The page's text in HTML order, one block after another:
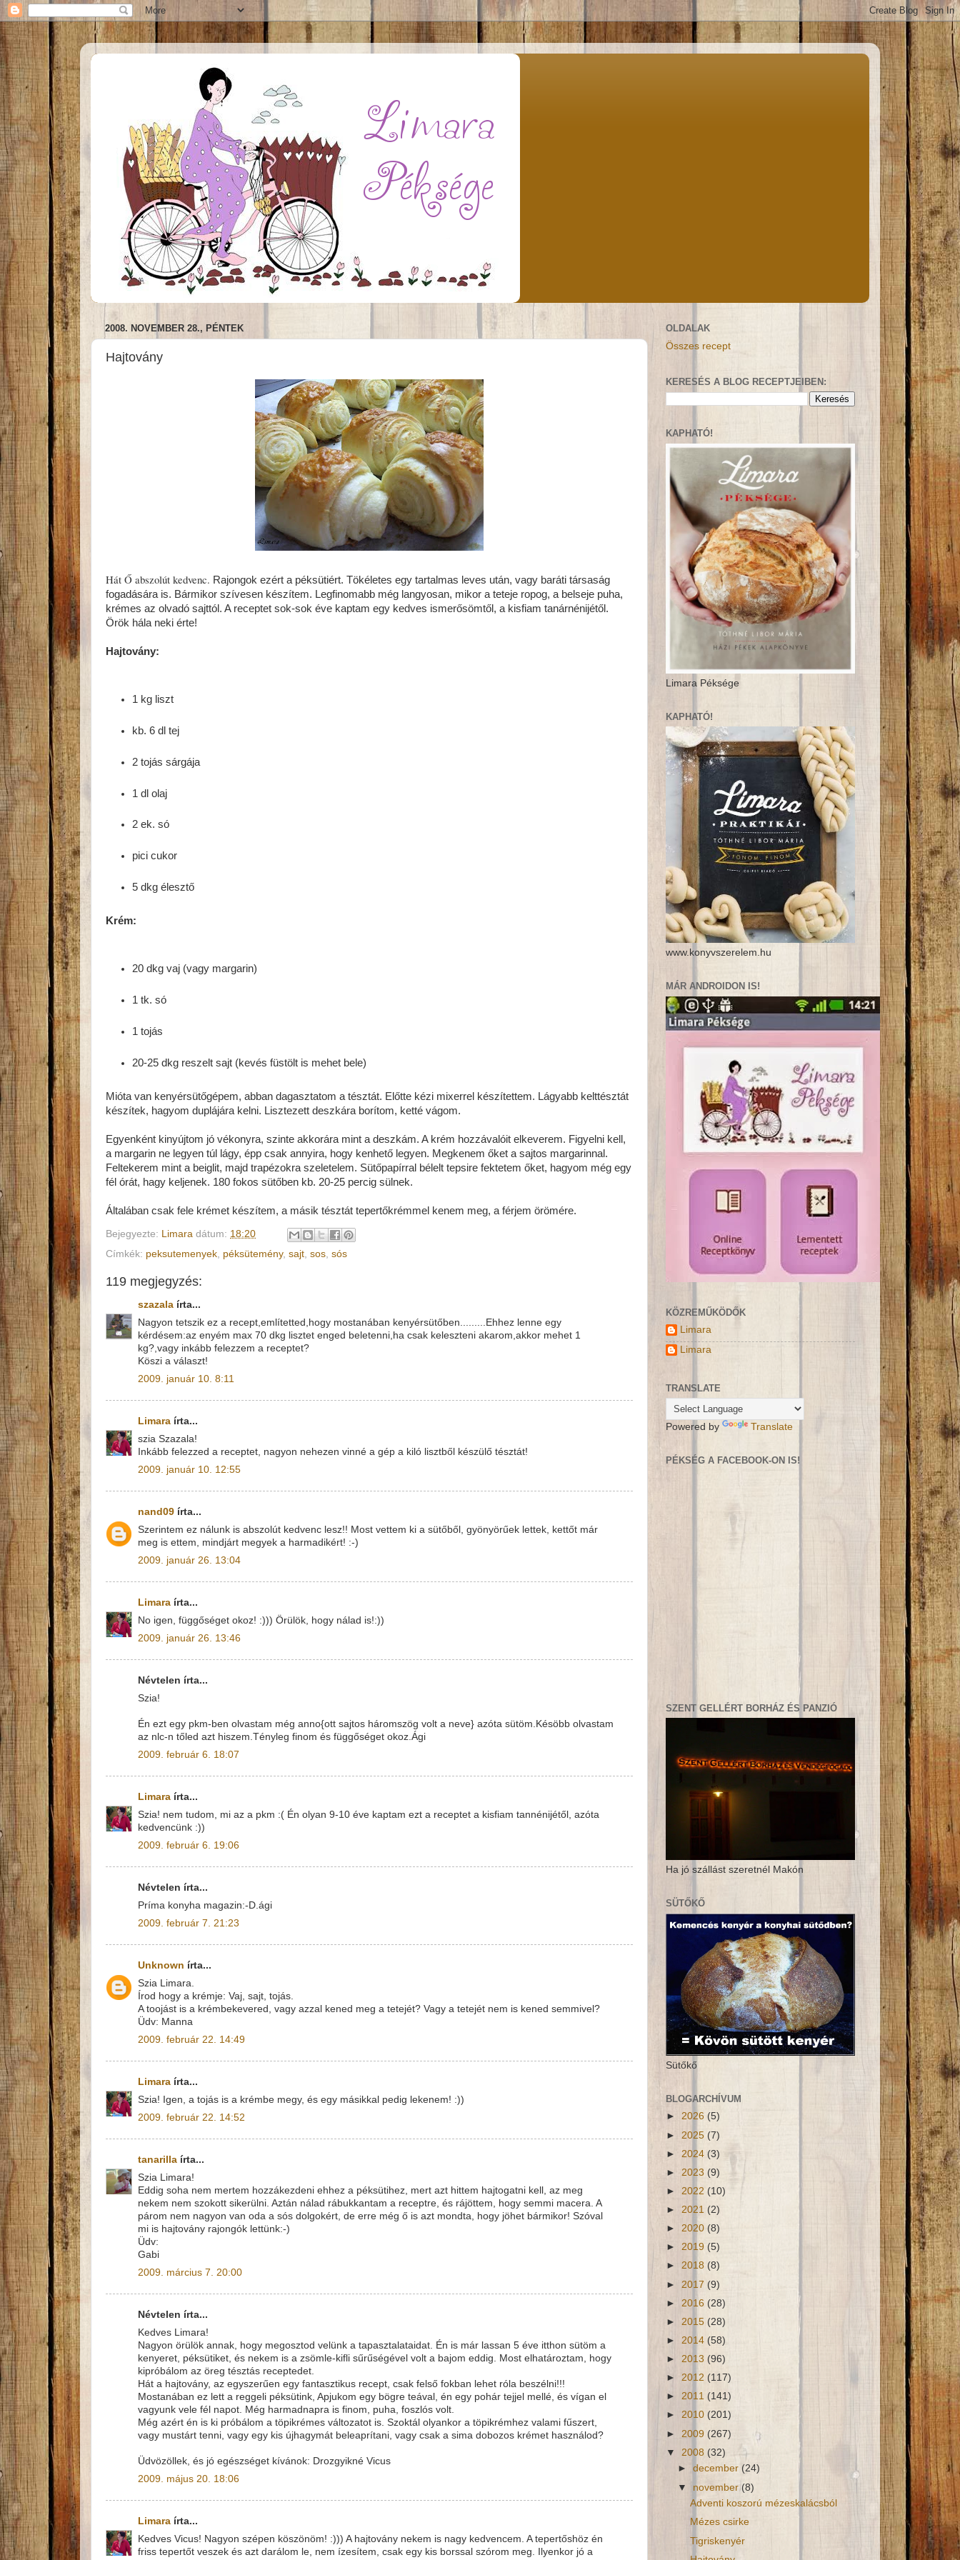
2008. NOVEMBER 28., PÉNTEK
Hajtovány
Hát Ő abszolút kedvenc. Rajongok ezért a péksütiért. Tökéletes egy tartalmas leves után, vagy baráti társaság
fogadására is. Bármikor szívesen készítem. Legfinomabb még langyosan, mikor a teteje ropog, a belseje puha,
krémes az olvadó sajttól. A receptet sok-sok éve kaptam egy kedves ismerősömtől, a kisfiam tanárnénijétől.
Örök hála neki érte!
Hajtovány:
1 kg liszt
kb. 6 dl tej
2 tojás sárgája
1 dl olaj
2 ek. só
pici cukor
5 dkg élesztő
Krém:
20 dkg vaj (vagy margarin)
1 tk. só
1 tojás
20-25 dkg reszelt sajt (kevés füstölt is mehet bele)
Mióta van kenyérsütőgépem, abban dagasztatom a tésztát. Előtte kézi mixerrel készítettem. Lágyabb kelttésztát
készítek, hagyom duplájára kelni. Lisztezett deszkára borítom, ketté vágom.
Egyenként kinyújtom jó vékonyra, szinte akkorára mint a deszkám. A krém hozzávalóit elkeverem. Figyelni kell,
a margarin ne legyen túl lágy, épp csak annyira, hogy kenhető legyen. Megkenem őket a sajtos margarinnal.
Feltekerem mint a beiglit, majd trapézokra szeletelem. Sütőpapírral bélelt tepsire fektetem őket, hagyom még egy
fél órát, hagy keljenek. 180 fokos sütőben kb. 20-25 percig sülnek.
Általában csak fele krémet készítem, a másik tésztát tepertőkrémmel kenem meg, a férjem örömére.
Bejegyezte: Limara dátum: 18:20
Címkék: peksutemenyek péksütemény, sajt sos sós
119 megjegyzés:
szazala írta...
Nagyon tetszik ez a recept,említetted,hogy mostanában kenyérsütőben.........Ehhez lenne egy
kérdésem:az enyém max 70 dkg lisztet enged beletenni,ha csak keleszteni akarom,akkor mehet 1
kg?,vagy inkább felezzem a receptet?
Köszi a választ!
2009. január 10. 8:11
Limara írta...
szia Szazala!
Inkább felezzed a receptet, nagyon nehezen vinné a gép a kiló lisztből készülő tésztát!
2009. január 10. 12:55
nand09 írta...
Szerintem ez nálunk is abszolút kedvenc lesz!! Most vettem ki a sütőből, gyönyörűek lettek, kettőt már
meg is ettem, mindjárt megyek a harmadikért! :-)
2009. január 26. 13:04
Limara írta...
No igen, függőséget okoz! :))) Örülök, hogy nálad is!:))
2009. január 26. 13:46
Névtelen írta...
Szia!
Én ezt egy pkm-ben olvastam még anno{ott sajtos háromszög volt a neve} azóta sütöm.Késöbb olvastam
az nlc-n tőled azt hiszem.Tényleg finom és függőséget okoz.Ági
2009. február 6. 18:07
Limara írta...
Szia! nem tudom, mi az a pkm :( Én olyan 9-10 éve kaptam ezt a receptet a kisfiam tannénijétől, azóta
kedvencünk :))
2009. február 6. 19:06
Névtelen írta...
Príma konyha magazin:-D.ági
2009. február 7. 21:23
Unknown írta...
Szia Limara.
Írod hogy a krémje: Vaj, sajt, tojás.
A toojást is a krémbekevered, vagy azzal kened meg a tetejét? Vagy a tetejét nem is kened semmivel?
Üdv: Manna
2009. február 22. 14:49
Limara írta...
Szia! Igen, a tojás is a krémbe megy, és egy másikkal pedig lekenem! :))
2009. február 22. 14:52
tanarilla írta...
Szia Limara!
Eddig soha nem mertem hozzákezdeni ehhez a péksütihez, mert azt hittem hajtogatni kell, az meg
nekem nem szokott sikerülni. Aztán nálad rábukkantam a receptre, és rájöttem, hogy semmi macera. A
párom nem nagyon van oda a sós dolgokért, de erre még ő is azt mondta, hogy jöhet bármikor! Szóval
mi is hajtovány rajongók lettünk:-)
Üdv:
Gabi
2009. március 7. 20:00
Névtelen írta...
Kedves Limara!
Nagyon örülök annak, hogy megosztod velünk a tapasztalataidat. Én is már lassan 5 éve itthon sütöm a
kenyeret, péksütiket, és nekem is a zsömle-kifli sűrűségével volt a bajom eddig. Most elhatároztam, hogy
kipróbálom az öreg tésztás receptedet.
Hát a hajtovány, az egyszerűen egy fantasztikus recept, csak felső fokban lehet róla beszélni!!!
Mostanában ez lett a reggeli péksütink, Apjukom egy bögre teával, én egy pohár tejjel mellé, és vígan el
vagyunk vele fél napot. Még harmadnapra is finom, puha, foszlós volt.
Még azért én is ki próbálom a töpikrémes változatot is. Szoktál olyankor a töpikrémhez valami fűszert,
vagy mustárt tenni, vagy egy kis újhagymát beleaprítani, vagy csak a sima dobozos krémet használod?
Üdvözöllek, és jó egészséget kívánok: Drozgyikné Vicus
2009. május 20. 18:06
Limara írta...
Kedves Vicus! Nagyon szépen köszönöm! :))) A hajtovány nekem is nagy kedvencem. A tepertőshöz én
friss tepertőt veszek és azt darálom le, nem ízesítem, csak egy kis borssal szórom meg. Ilyenkor jó a
OLDALAK
Összes recept
KERESÉS A BLOG RECEPTJEIBEN:
KAPHATÓ!
Limara Péksége
KAPHATÓ!
www.konyvszerelem.hu
MÁR ANDROIDON IS!
KÖZREMŰKÖDŐK
Limara
Limara
TRANSLATE
Powered by Translate
PÉKSÉG A FACEBOOK-ON IS!
SZENT GELLÉRT BORHÁZ ÉS PANZIÓ
Ha jó szállást szeretnél Makón
SÜTŐKŐ
Sütőkő
BLOGARCHÍVUM
► 2026 (5)
► 2025 (7)
► 2024 (3)
► 2023 (9)
► 2022 (10)
► 2021 (2)
► 2020 (8)
► 2019 (5)
► 2018 (8)
► 2017 (9)
► 2016 (28)
► 2015 (28)
► 2014 (58)
► 2013 (96)
► 2012 (117)
► 2011 (141)
► 2010 (201)
► 2009 (267)
▼ 2008 (32)
►december(24)
▼ november (8)
Adventi koszorú mézeskalácsból
Mézes csirke
Tigriskenyér